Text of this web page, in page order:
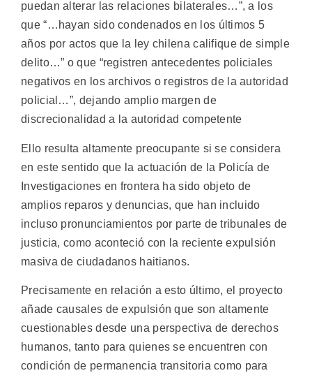
puedan alterar las relaciones bilaterales…”, a los
que “…hayan sido condenados en los últimos 5
años por actos que la ley chilena califique de simple
delito…” o que “registren antecedentes policiales
negativos en los archivos o registros de la autoridad
policial…”, dejando amplio margen de
discrecionalidad a la autoridad competente
Ello resulta altamente preocupante si se considera
en este sentido que la actuación de la Policía de
Investigaciones en frontera ha sido objeto de
amplios reparos y denuncias, que han incluido
incluso pronunciamientos por parte de tribunales de
justicia, como aconteció con la reciente expulsión
masiva de ciudadanos haitianos.
Precisamente en relación a esto último, el proyecto
añade causales de expulsión que son altamente
cuestionables desde una perspectiva de derechos
humanos, tanto para quienes se encuentren con
condición de permanencia transitoria como para